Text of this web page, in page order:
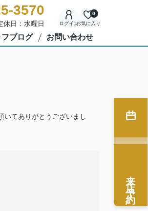
3570
日：水曜日 ログインお気に入り
0
フブログ お問い合わせ
いてありがとうございまし
来店予約